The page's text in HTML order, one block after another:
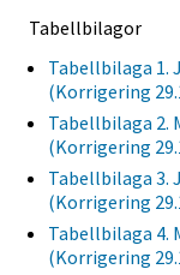
Tabellbilagor
Tabellbilaga 1.
(Korrigering
Tabellbilaga 2.
(Korrigering
Tabellbilaga 3.
(Korrigering
Tabellbilaga 4.
(Korrigering